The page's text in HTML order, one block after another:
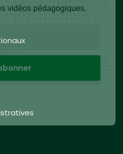
vidéos pédagogiques.